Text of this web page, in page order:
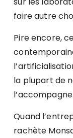
faire autre
Pire encore,
la plupart de
l’accompagne.
Quand
rachète